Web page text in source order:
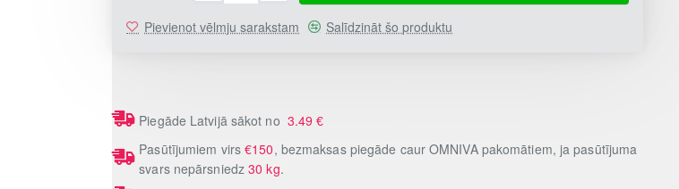
Pievienot vēlmju sarakstam Salīdzināt šo produktu
Piegāde Latvijā sākot no 3.49€
Pasūtījumiem virs€150, bezmaksas piegāde caur OMNIVA pakomātiem, ja pasūtījuma
svars nepārsniedz30 kg.